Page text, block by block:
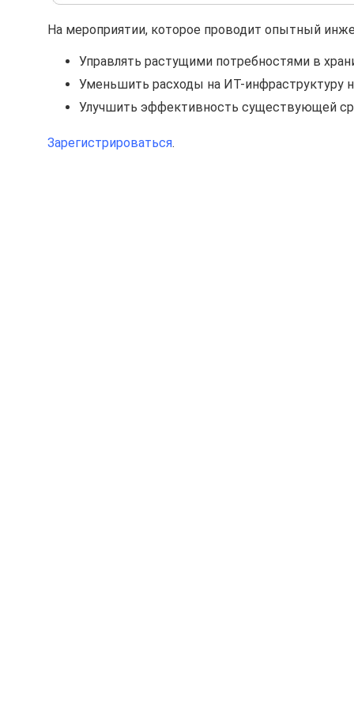
На мероприятии, которое проводит опытный
Управлять растущими потребностями в
Уменьшить расходы на ИТ-инфраструктуру
Улучшить эффективность существующей
Зарегистрироваться.